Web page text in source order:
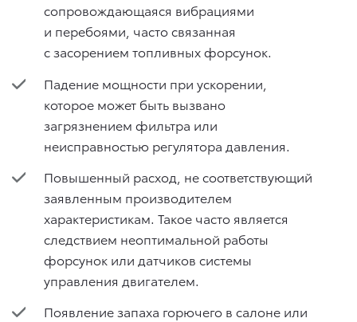
сопровождающаяся вибрациями
и перебоями, часто связанная
с засорением топливных форсунок.
Падение мощности при ускорении,
которое может быть вызвано
загрязнением фильтра или
неисправностью регулятора давления.
Повышенный расход, не соответствующий
заявленным производителем
характеристикам. Такое часто является
следствием неоптимальной работы
форсунок или датчиков системы
управления двигателем.
Появление запаха горючего в салоне или